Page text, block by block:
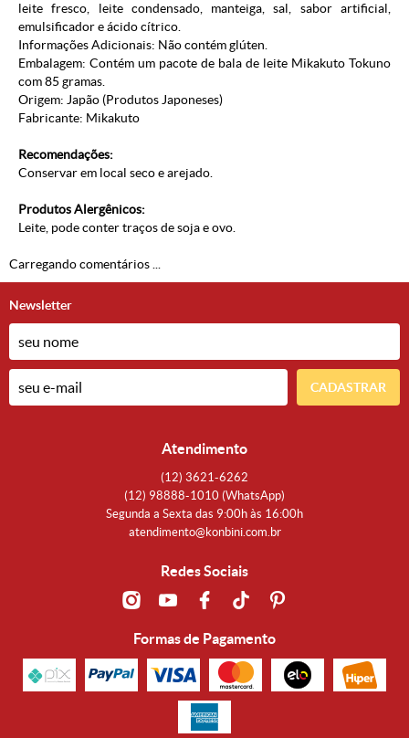
leite fresco, leite condensado, manteiga, sal, sabor artificial,
emulsificador e ácido cítrico.
Informações Adicionais: Não contém glúten.
Embalagem: Contém um pacote de bala de leite Mikakuto Tokuno
com 85 gramas.
Origem: Japão (Produtos Japoneses)
Fabricante: Mikakuto
Recomendações:
Conservar em local seco e arejado.
Produtos Alergênicos:
Leite, pode conter traços de soja e ovo.
Carregando comentários ...
Newsletter
CADASTRAR
Atendimento
(12) 3621-6262
(12) 98888-1010 (WhatsApp)
Segunda a Sexta das 9:00h às 16:00h
atendimento@konbini.com.br
Redes Sociais
Formas de Pagamento